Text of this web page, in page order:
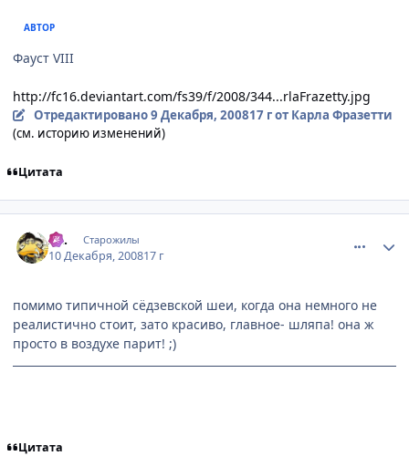
АВТОР
Фауст VIII
http://fc16.deviantart.com/fs39/f/2008/344...rlaFrazetty.jpg
Отредактировано9 Декабря, 200817 гот Карла Фразетти
(см. историю изменений)
Цитата
Az. Старожилы
10 Декабря, 200817 г
помимо типичной сёдзевской шеи, когда она немного не
реалистично стоит, зато красиво, главное- шляпа! она ж
просто в воздухе парит! ;)
Цитата